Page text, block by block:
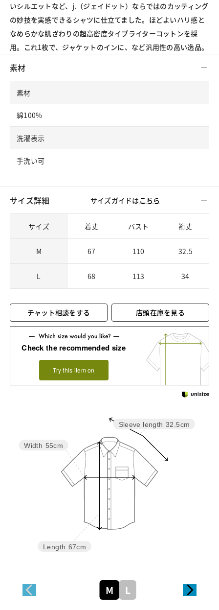
いシルエットなど、j.（ジェイドット）ならではのカッティング
の妙技を実感できるシャツに仕立てました。ほどよいハリ感と
なめらかな肌ざわりの超高密度タイプライターコットンを採
用。これ1枚で、ジャケットのインに、など汎用性の高い逸品。
素材
素材
綿100%
洗濯表示
手洗い可
サイズ詳細 サイズガイドは こちら
サイズ 着丈 バスト 裄丈
M 67 110 32.5
L 68 113 34
チャット相談をする 店頭在庫を見る
Check the recommended size
Try this item on
Sleeve length 32.5cm
Length 67cm
Width 55cm
M L